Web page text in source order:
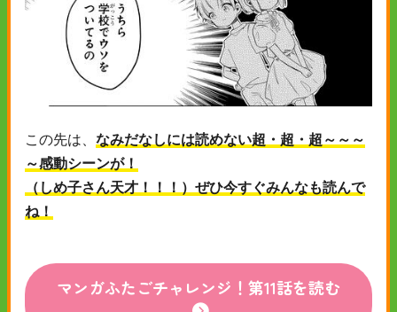
この先は、 なみだなしには読めない超・超・超～～～
～感動シーンが！
（しめ子さん天才！！！）ぜひ今すぐみんなも読んで
ね！
マンガふたごチャレンジ！第11話を読む